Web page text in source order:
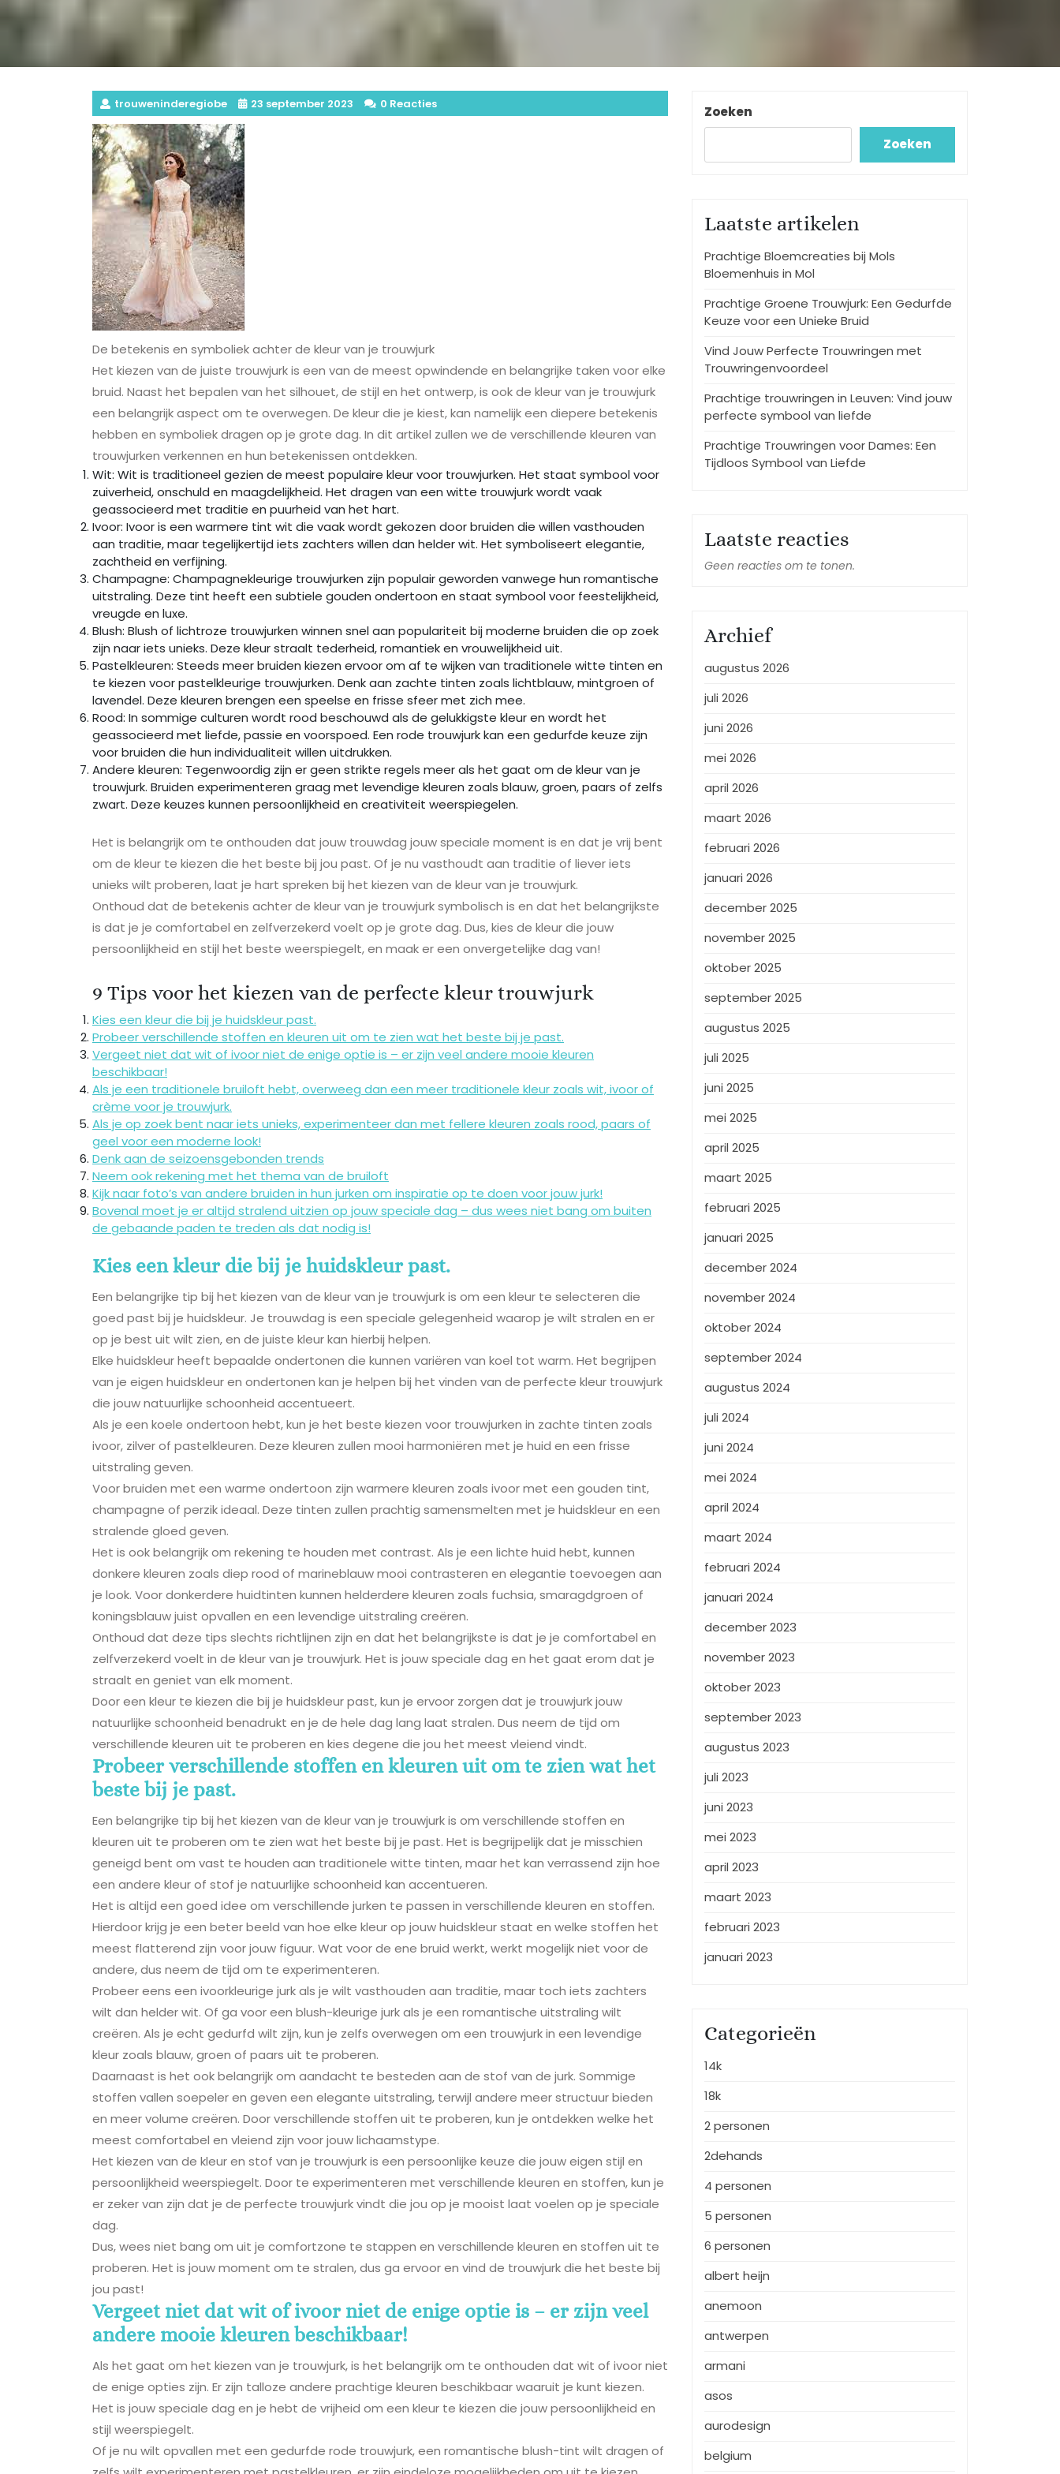
trouweninderegiobe 23 september 2023 0 Reacties
De betekenis en symboliek achter de kleur van je trouwjurk
Het kiezen van de juiste trouwjurk is een van de meest opwindende en belangrijke taken voor elke
bruid. Naast het bepalen van het silhouet, de stijl en het ontwerp, is ook de kleur van je trouwjurk
een belangrijk aspect om te overwegen. De kleur die je kiest, kan namelijk een diepere betekenis
hebben en symboliek dragen op je grote dag. In dit artikel zullen we de verschillende kleuren van
trouwjurken verkennen en hun betekenissen ontdekken.
Wit: Wit is traditioneel gezien de meest populaire kleur voor trouwjurken. Het staat symbool voor
zuiverheid, onschuld en maagdelijkheid. Het dragen van een witte trouwjurk wordt vaak
geassocieerd met traditie en puurheid van het hart.
Ivoor: Ivoor is een warmere tint wit die vaak wordt gekozen door bruiden die willen vasthouden
aan traditie, maar tegelijkertijd iets zachters willen dan helder wit. Het symboliseert elegantie,
zachtheid en verfijning.
Champagne: Champagnekleurige trouwjurken zijn populair geworden vanwege hun romantische
uitstraling. Deze tint heeft een subtiele gouden ondertoon en staat symbool voor feestelijkheid,
vreugde en luxe.
Blush: Blush of lichtroze trouwjurken winnen snel aan populariteit bij moderne bruiden die op zoek
zijn naar iets unieks. Deze kleur straalt tederheid, romantiek en vrouwelijkheid uit.
Pastelkleuren: Steeds meer bruiden kiezen ervoor om af te wijken van traditionele witte tinten en
te kiezen voor pastelkleurige trouwjurken. Denk aan zachte tinten zoals lichtblauw, mintgroen of
lavendel. Deze kleuren brengen een speelse en frisse sfeer met zich mee.
Rood: In sommige culturen wordt rood beschouwd als de gelukkigste kleur en wordt het
geassocieerd met liefde, passie en voorspoed. Een rode trouwjurk kan een gedurfde keuze zijn
voor bruiden die hun individualiteit willen uitdrukken.
Andere kleuren: Tegenwoordig zijn er geen strikte regels meer als het gaat om de kleur van je
trouwjurk. Bruiden experimenteren graag met levendige kleuren zoals blauw, groen, paars of zelfs
zwart. Deze keuzes kunnen persoonlijkheid en creativiteit weerspiegelen.
Het is belangrijk om te onthouden dat jouw trouwdag jouw speciale moment is en dat je vrij bent
om de kleur te kiezen die het beste bij jou past. Of je nu vasthoudt aan traditie of liever iets
unieks wilt proberen, laat je hart spreken bij het kiezen van de kleur van je trouwjurk.
Onthoud dat de betekenis achter de kleur van je trouwjurk symbolisch is en dat het belangrijkste
is dat je je comfortabel en zelfverzekerd voelt op je grote dag. Dus, kies de kleur die jouw
persoonlijkheid en stijl het beste weerspiegelt, en maak er een onvergetelijke dag van!
9 Tips voor het kiezen van de perfecte kleur trouwjurk
Kies een kleur die bij je huidskleur past.
Probeer verschillende stoffen en kleuren uit om te zien wat het beste bij je past.
Vergeet niet dat wit of ivoor niet de enige optie is – er zijn veel andere mooie kleuren
beschikbaar!
Als je een traditionele bruiloft hebt, overweeg dan een meer traditionele kleur zoals wit, ivoor of
crème voor je trouwjurk.
Als je op zoek bent naar iets unieks, experimenteer dan met fellere kleuren zoals rood, paars of
geel voor een moderne look!
Denk aan de seizoensgebonden trends
Neem ook rekening met het thema van de bruiloft
Kijk naar foto’s van andere bruiden in hun jurken om inspiratie op te doen voor jouw jurk!
Bovenal moet je er altijd stralend uitzien op jouw speciale dag – dus wees niet bang om buiten
de gebaande paden te treden als dat nodig is!
Kies een kleur die bij je huidskleur past.
Een belangrijke tip bij het kiezen van de kleur van je trouwjurk is om een kleur te selecteren die
goed past bij je huidskleur. Je trouwdag is een speciale gelegenheid waarop je wilt stralen en er
op je best uit wilt zien, en de juiste kleur kan hierbij helpen.
Elke huidskleur heeft bepaalde ondertonen die kunnen variëren van koel tot warm. Het begrijpen
van je eigen huidskleur en ondertonen kan je helpen bij het vinden van de perfecte kleur trouwjurk
die jouw natuurlijke schoonheid accentueert.
Als je een koele ondertoon hebt, kun je het beste kiezen voor trouwjurken in zachte tinten zoals
ivoor, zilver of pastelkleuren. Deze kleuren zullen mooi harmoniëren met je huid en een frisse
uitstraling geven.
Voor bruiden met een warme ondertoon zijn warmere kleuren zoals ivoor met een gouden tint,
champagne of perzik ideaal. Deze tinten zullen prachtig samensmelten met je huidskleur en een
stralende gloed geven.
Het is ook belangrijk om rekening te houden met contrast. Als je een lichte huid hebt, kunnen
donkere kleuren zoals diep rood of marineblauw mooi contrasteren en elegantie toevoegen aan
je look. Voor donkerdere huidtinten kunnen helderdere kleuren zoals fuchsia, smaragdgroen of
koningsblauw juist opvallen en een levendige uitstraling creëren.
Onthoud dat deze tips slechts richtlijnen zijn en dat het belangrijkste is dat je je comfortabel en
zelfverzekerd voelt in de kleur van je trouwjurk. Het is jouw speciale dag en het gaat erom dat je
straalt en geniet van elk moment.
Door een kleur te kiezen die bij je huidskleur past, kun je ervoor zorgen dat je trouwjurk jouw
natuurlijke schoonheid benadrukt en je de hele dag lang laat stralen. Dus neem de tijd om
verschillende kleuren uit te proberen en kies degene die jou het meest vleiend vindt.
Probeer verschillende stoffen en kleuren uit om te zien wat het
beste bij je past.
Een belangrijke tip bij het kiezen van de kleur van je trouwjurk is om verschillende stoffen en
kleuren uit te proberen om te zien wat het beste bij je past. Het is begrijpelijk dat je misschien
geneigd bent om vast te houden aan traditionele witte tinten, maar het kan verrassend zijn hoe
een andere kleur of stof je natuurlijke schoonheid kan accentueren.
Het is altijd een goed idee om verschillende jurken te passen in verschillende kleuren en stoffen.
Hierdoor krijg je een beter beeld van hoe elke kleur op jouw huidskleur staat en welke stoffen het
meest flatterend zijn voor jouw figuur. Wat voor de ene bruid werkt, werkt mogelijk niet voor de
andere, dus neem de tijd om te experimenteren.
Probeer eens een ivoorkleurige jurk als je wilt vasthouden aan traditie, maar toch iets zachters
wilt dan helder wit. Of ga voor een blush-kleurige jurk als je een romantische uitstraling wilt
creëren. Als je echt gedurfd wilt zijn, kun je zelfs overwegen om een trouwjurk in een levendige
kleur zoals blauw, groen of paars uit te proberen.
Daarnaast is het ook belangrijk om aandacht te besteden aan de stof van de jurk. Sommige
stoffen vallen soepeler en geven een elegante uitstraling, terwijl andere meer structuur bieden
en meer volume creëren. Door verschillende stoffen uit te proberen, kun je ontdekken welke het
meest comfortabel en vleiend zijn voor jouw lichaamstype.
Het kiezen van de kleur en stof van je trouwjurk is een persoonlijke keuze die jouw eigen stijl en
persoonlijkheid weerspiegelt. Door te experimenteren met verschillende kleuren en stoffen, kun je
er zeker van zijn dat je de perfecte trouwjurk vindt die jou op je mooist laat voelen op je speciale
dag.
Dus, wees niet bang om uit je comfortzone te stappen en verschillende kleuren en stoffen uit te
proberen. Het is jouw moment om te stralen, dus ga ervoor en vind de trouwjurk die het beste bij
jou past!
Vergeet niet dat wit of ivoor niet de enige optie is – er zijn veel
andere mooie kleuren beschikbaar!
Als het gaat om het kiezen van je trouwjurk, is het belangrijk om te onthouden dat wit of ivoor niet
de enige opties zijn. Er zijn talloze andere prachtige kleuren beschikbaar waaruit je kunt kiezen.
Het is jouw speciale dag en je hebt de vrijheid om een kleur te kiezen die jouw persoonlijkheid en
stijl weerspiegelt.
Of je nu wilt opvallen met een gedurfde rode trouwjurk, een romantische blush-tint wilt dragen of
Zoeken
Zoeken
Laatste artikelen
Prachtige Bloemcreaties bij Mols
Bloemenhuis in Mol
Prachtige Groene Trouwjurk: Een Gedurfde
Keuze voor een Unieke Bruid
Vind Jouw Perfecte Trouwringen met
Trouwringenvoordeel
Prachtige trouwringen in Leuven: Vind jouw
perfecte symbool van liefde
Prachtige Trouwringen voor Dames: Een
Tijdloos Symbool van Liefde
Laatste reacties
Geen reacties om te tonen.
Archief
augustus 2026
juli 2026
juni 2026
mei 2026
april 2026
maart 2026
februari 2026
januari 2026
december 2025
november 2025
oktober 2025
september 2025
augustus 2025
juli 2025
juni 2025
mei 2025
april 2025
maart 2025
februari 2025
januari 2025
december 2024
november 2024
oktober 2024
september 2024
augustus 2024
juli 2024
juni 2024
mei 2024
april 2024
maart 2024
februari 2024
januari 2024
december 2023
november 2023
oktober 2023
september 2023
augustus 2023
juli 2023
juni 2023
mei 2023
april 2023
maart 2023
februari 2023
januari 2023
Categorieën
14k
18k
2 personen
2dehands
4 personen
5 personen
6 personen
albert heijn
anemoon
antwerpen
armani
asos
aurodesign
belgium